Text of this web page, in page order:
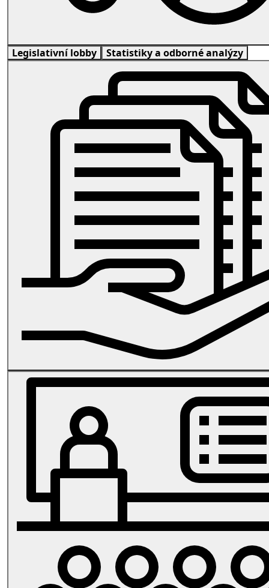
Legislativní lobby Statistiky a odborné analýzy